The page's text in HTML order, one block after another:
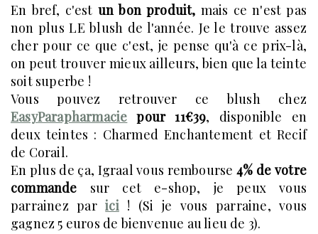
En bref, c'est un bon produit, mais ce n'est pas
non plus LE blush de l'année. Je le trouve assez
cher pour ce que c'est, je pense qu'à ce prix-là,
on peut trouver mieux ailleurs, bien que la teinte
soit superbe !
Vous pouvez retrouver ce blush chez
EasyParapharmacie pour 11€39, disponible en
deux teintes : Charmed Enchantement et Recif
de Corail.
En plus de ça, Igraal vous rembourse 4% de votre
commande sur cet e-shop, je peux vous
parrainez parici ! (Si je vous parraine, vous
gagnez 5 euros de bienvenue au lieu de 3).